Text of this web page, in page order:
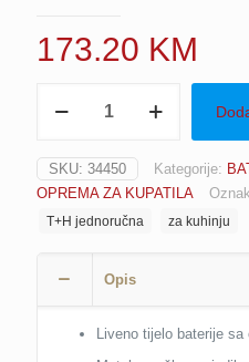
173.20 KM
T+H
za
kuhinju
CERAFLEX
(B1730AA)
SKU: 34450 Kategorije:
OPREMA ZA KUPATILA
T+H jednoručna
za kuhinju
Opis
Liveno tijelo baterije